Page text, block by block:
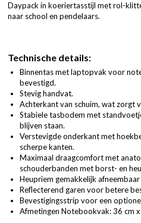
Daypack in koeriertasstijl met rol-
naar school en pendelaars.
Technische details:
Binnentas met laptopvak voor
bevestigd.
Stevig handvat.
Achterkant van schuim, wat zorgt
Stabiele tasbodem met
blijven staan.
Verstevigde onderkant met
scherpe kanten.
Maximaal draagcomfort met
schouderbanden met borst- en
Heupriem gemakkelijk
Reflecterend garen voor betere
Bevestigingsstrip voor een
Afmetingen Notebookvak: 36 cm